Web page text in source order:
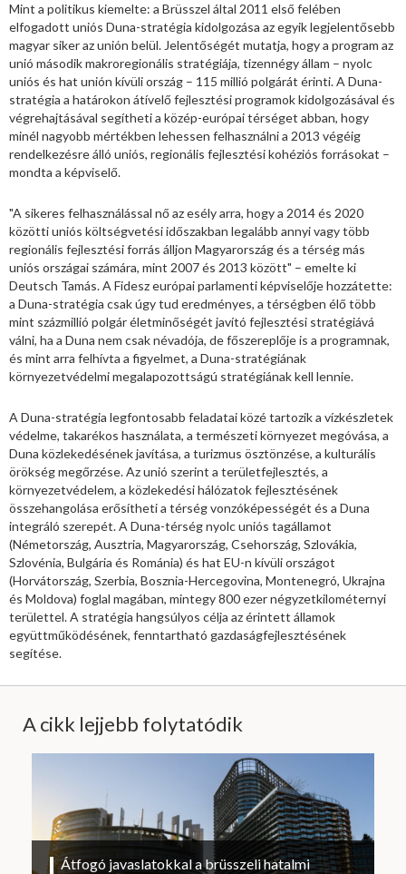
Mint a politikus kiemelte: a Brüsszel által 2011 első felében
elfogadott uniós Duna-stratégia kidolgozása az egyik legjelentősebb
magyar siker az unión belül. Jelentőségét mutatja, hogy a program az
unió második makroregionális stratégiája, tizennégy állam – nyolc
uniós és hat unión kívüli ország – 115 millió polgárát érinti. A Duna-
stratégia a határokon átívelő fejlesztési programok kidolgozásával és
végrehajtásával segítheti a közép-európai térséget abban, hogy
minél nagyobb mértékben lehessen felhasználni a 2013 végéig
rendelkezésre álló uniós, regionális fejlesztési kohéziós forrásokat –
mondta a képviselő.
"A sikeres felhasználással nő az esély arra, hogy a 2014 és 2020
közötti uniós költségvetési időszakban legalább annyi vagy több
regionális fejlesztési forrás álljon Magyarország és a térség más
uniós országai számára, mint 2007 és 2013 között" – emelte ki
Deutsch Tamás. A Fidesz európai parlamenti képviselője hozzátette:
a Duna-stratégia csak úgy tud eredményes, a térségben élő több
mint százmillió polgár életminőségét javító fejlesztési stratégiává
válni, ha a Duna nem csak névadója, de főszereplője is a programnak,
és mint arra felhívta a figyelmet, a Duna-stratégiának
környezetvédelmi megalapozottságú stratégiának kell lennie.
A Duna-stratégia legfontosabb feladatai közé tartozik a vízkészletek
védelme, takarékos használata, a természeti környezet megóvása, a
Duna közlekedésének javítása, a turizmus ösztönzése, a kulturális
örökség megőrzése. Az unió szerint a területfejlesztés, a
környezetvédelem, a közlekedési hálózatok fejlesztésének
összehangolása erősítheti a térség vonzóképességét és a Duna
integráló szerepét. A Duna-térség nyolc uniós tagállamot
(Németország, Ausztria, Magyarország, Csehország, Szlovákia,
Szlovénia, Bulgária és Románia) és hat EU-n kívüli országot
(Horvátország, Szerbia, Bosznia-Hercegovina, Montenegró, Ukrajna
és Moldova) foglal magában, mintegy 800 ezer négyzetkilométernyi
területtel. A stratégia hangsúlyos célja az érintett államok
együttműködésének, fenntartható gazdaságfejlesztésének
segítése.
A cikk lejjebb folytatódik
Átfogó javaslatokkal a brüsszeli hatalmi